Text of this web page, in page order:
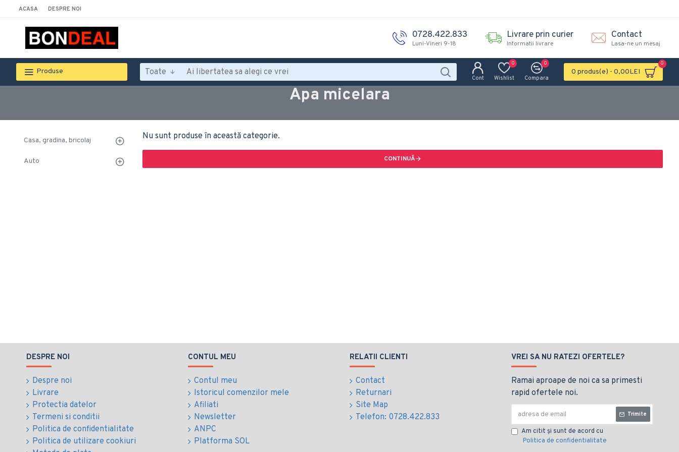
ACASA DESPRE NOI
0728.422.833
Luni-Vineri 9-18
Livrare prin curier
Informatii livrare
Contact
Lasa-ne un mesaj
Produse Toate
Cont Wishlist
0
Compara
0
0 produs(e) - 0,00LEI
0
Apa micelara
Casa, gradina, bricolaj
Auto
Nu sunt produse în această categorie.
CONTINUĂ
DESPRE NOI
Despre noi
Livrare
Protectia datelor
Termeni si conditii
Politica de confidentialitate
Politica de utilizare cookiuri
CONTUL MEU
Contul meu
Istoricul comenzilor mele
Afiliati
Newsletter
ANPC
Platforma SOL
RELATII CLIENTI
Contact
Returnari
Site Map
Telefon: 0728.422.833
VREI SA NU RATEZI OFERTELE?
Ramai aproape de noi ca sa primesti
rapid ofertele noi.
Trimite
Am citit şi sunt de acord cu
Politica de confidentialitate